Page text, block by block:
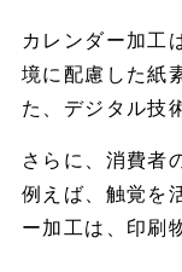
カレンダー加工
境に配慮した紙
た、デジタル技
さらに、消費者
例えば、触覚を
ー加工は、印刷